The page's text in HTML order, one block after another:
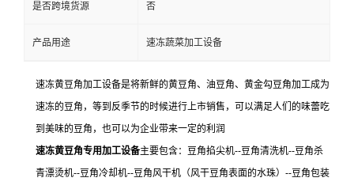
是否跨境货源 否
产品用途 速冻蔬菜加工设备
速冻黄豆角加工设备是将新鲜的黄豆角、油豆角、黄金勾豆角加工成为
速冻的豆角，等到反季节的时候进行上市销售，可以满足人们的味蕾吃
到美味的豆角，也可以为企业带来一定的利润
速冻黄豆角专用加工设备主要包含：豆角掐尖机--豆角清洗机--豆角杀
青漂烫机--豆角冷却机--豆角风干机（风干豆角表面的水珠）--豆角包装